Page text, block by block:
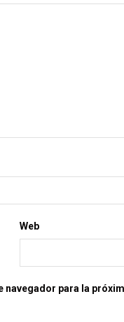
Web
para la